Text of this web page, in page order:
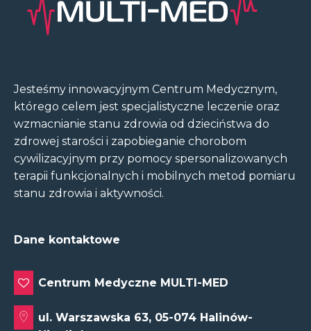
Jesteśmy innowacyjnym Centrum Medycznym,
którego celem jest specjalistyczne leczenie oraz
wzmacnianie stanu zdrowia od dzieciństwa do
zdrowej starości i zapobieganie chorobom
cywilizacyjnym przy pomocy spersonalizowanych
terapii funkcjonalnych i mobilnych metod pomiaru
stanu zdrowia i aktywności.
Dane kontaktowe
Centrum Medyczne MULTI-MED
ul. Warszawska 63, 05-074 Halinów-